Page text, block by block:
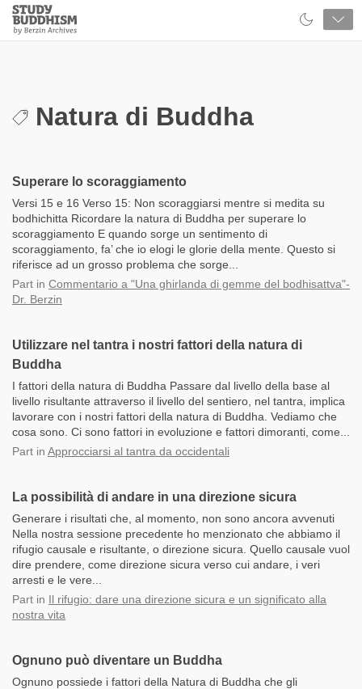
Close
Study
Buddhism
Natura di Buddha
Superare lo scoraggiamento
Versi 15 e 16 Verso 15: Non scoraggiarsi mentre si medita su
bodhichitta Ricordare la natura di Buddha per superare lo
scoraggiamento E quando sorge un sentimento di
scoraggiamento, fa’ che io elogi le glorie della mente. Questo si
riferisce ad un grosso problema che sorge...
Part in Commentario a "Una ghirlanda di gemme del bodhisattva"-
Dr. Berzin
Utilizzare nel tantra i nostri fattori della natura di
Buddha
I fattori della natura di Buddha Passare dal livello della base al
livello risultante attraverso il livello del sentiero, nel tantra, implica
lavorare con i nostri fattori della natura di Buddha. Vediamo che
cosa sono. Ci sono fattori in evoluzione e fattori dimoranti, come...
Part in Approcciarsi al tantra da occidentali
La possibilità di andare in una direzione sicura
Generare i risultati che, al momento, non sono ancora avvenuti
Nella nostra sessione precedente ho menzionato che abbiamo il
rifugio causale e risultante, o direzione sicura. Quello causale vuol
dire prendere, come direzione sicura verso cui andare, i veri
arresti e le vere...
Part in Il rifugio: dare una direzione sicura e un significato alla
nostra vita
Ognuno può diventare un Buddha
Ognuno possiede i fattori della Natura di Buddha che gli